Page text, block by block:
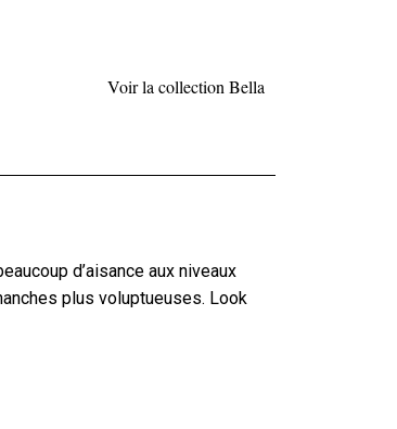
Voir la collection Bella
d’aisance aux niveaux
plus voluptueuses. Look